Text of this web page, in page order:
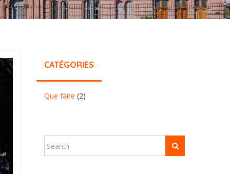
CATÉGORIES
Que faire (2)